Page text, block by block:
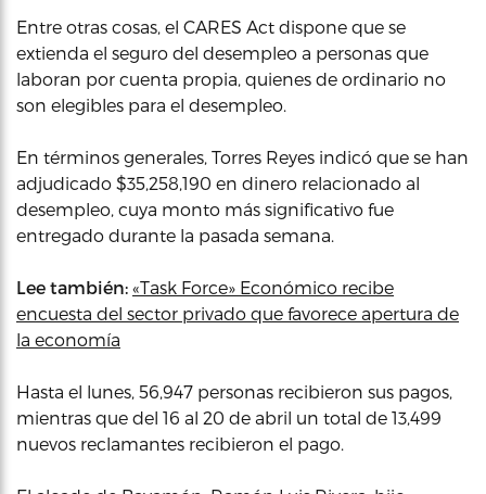
Entre otras cosas, el CARES Act dispone que se
extienda el seguro del desempleo a personas que
laboran por cuenta propia, quienes de ordinario no
son elegibles para el desempleo.
En términos generales, Torres Reyes indicó que se han
adjudicado $35,258,190 en dinero relacionado al
desempleo, cuya monto más significativo fue
entregado durante la pasada semana.
Lee también: «Task Force» Económico recibe
encuesta del sector privado que favorece apertura de
la economía
Hasta el lunes, 56,947 personas recibieron sus pagos,
mientras que del 16 al 20 de abril un total de 13,499
nuevos reclamantes recibieron el pago.